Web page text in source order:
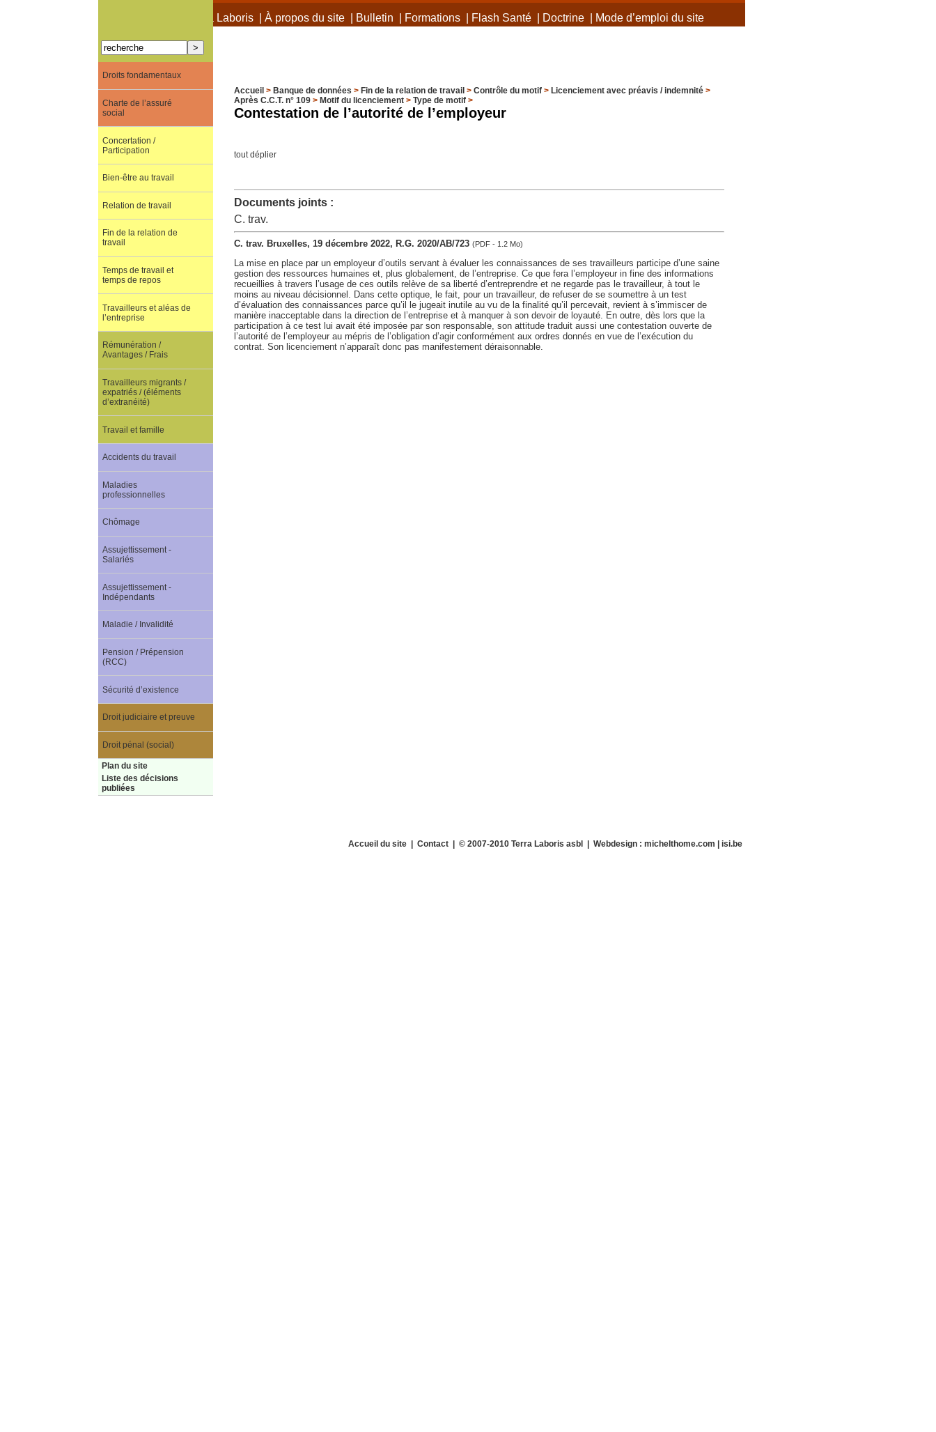
À propos de Terra Laboris| À propos du site| Bulletin Formations| Flash Santé| Doctrine| Mode d’emploi du site
Accueil > Banque de données > Fin de la relation de travail > Contrôle du motif> Licenciement avec préavis / indemnité>
Après C.C.T. n° 109> Motif du licenciement> Type de motif>
Contestation de l’autorité de l’employeur
tout déplier
Documents joints :
C. trav.
C. trav. Bruxelles, 19 décembre 2022, R.G. 2020/AB/723 (PDF - 1.2 Mo)
La mise en place par un employeur d’outils servant à évaluer les connaissances de ses travailleurs participe d’une saine
gestion des ressources humaines et, plus globalement, de l’entreprise. Ce que fera l’employeur in fine des informations
recueillies à travers l’usage de ces outils relève de sa liberté d’entreprendre et ne regarde pas le travailleur, à tout le
moins au niveau décisionnel. Dans cette optique, le fait, pour un travailleur, de refuser de se soumettre à un test
d’évaluation des connaissances parce qu’il le jugeait inutile au vu de la finalité qu’il percevait, revient à s’immiscer de
manière inacceptable dans la direction de l’entreprise et à manquer à son devoir de loyauté. En outre, dès lors que la
participation à ce test lui avait été imposée par son responsable, son attitude traduit aussi une contestation ouverte de
l’autorité de l’employeur au mépris de l’obligation d’agir conformément aux ordres donnés en vue de l’exécution du
contrat. Son licenciement n’apparaît donc pas manifestement déraisonnable.
Droits fondamentaux
Charte de l’assuré
social
Concertation /
Participation
Bien-être au travail
Relation de travail
Fin de la relation de
travail
Temps de travail et
temps de repos
Travailleurs et aléas de
l’entreprise
Rémunération /
Avantages / Frais
Travailleurs migrants /
expatriés / (éléments
d’extranéité)
Travail et famille
Accidents du travail
Maladies
professionnelles
Chômage
Assujettissement -
Salariés
Assujettissement -
Indépendants
Maladie / Invalidité
Pension / Prépension
(RCC)
Sécurité d’existence
Droit judiciaire et preuve
Droit pénal (social)
Plan du site
Liste des décisions
publiées
Accueil du site| Contact| © 2007-2010 Terra Laboris asbl | Webdesign : michelthome.com | isi.be